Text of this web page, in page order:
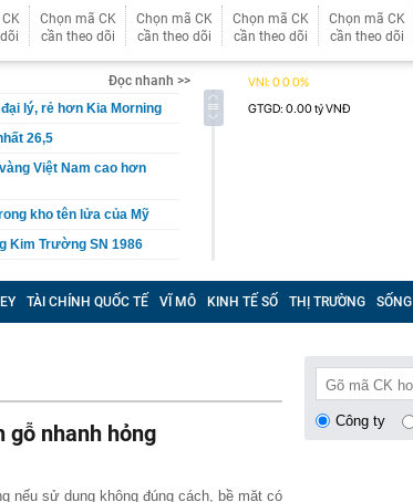
Chọn mã CK
cần theo dõi
Chọn mã CK
cần theo dõi
Chọn mã CK
cần theo dõi
Chọn mã CK
cần theo dõi
Đọc nhanh >>
lý, rẻ hơn Kia Morning
26,5
Việt Nam cao hơn
kho tên lửa của Mỹ
Kim Trường SN 1986
lý 4 mỏ khai thác
của ĐT Việt Nam
35 tiết lộ bí quyết chống
báo đầy bộ nhớ
không quá cao vẫn
TÀI CHÍNH QUỐC TẾ VĨ MÔ KINH TẾ SỐ THỊ TRƯỜNG SỐNG
gỗ nhanh hỏng
nếu sử dụng không đúng cách, bề mặt có
Công ty